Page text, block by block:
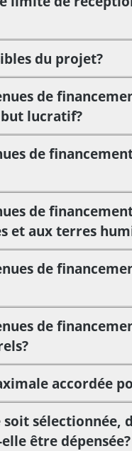
du projet?
de
lucratif?
de
de
et aux terres
de
de
accordée
sélectionnée,
être dépensée?